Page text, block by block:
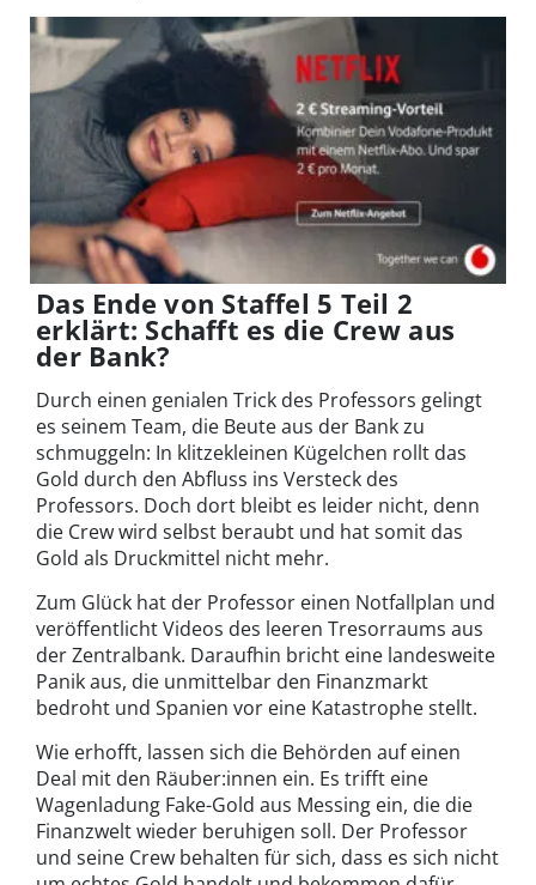
Das Ende von Staffel 5 Teil 2
erklärt: Schafft es die Crew aus
der Bank?
Durch einen genialen Trick des Professors gelingt
es seinem Team, die Beute aus der Bank zu
schmuggeln: In klitzekleinen Kügelchen rollt das
Gold durch den Abfluss ins Versteck des
Professors. Doch dort bleibt es leider nicht, denn
die Crew wird selbst beraubt und hat somit das
Gold als Druckmittel nicht mehr.
Zum Glück hat der Professor einen Notfallplan und
veröffentlicht Videos des leeren Tresorraums aus
der Zentralbank. Daraufhin bricht eine landesweite
Panik aus, die unmittelbar den Finanzmarkt
bedroht und Spanien vor eine Katastrophe stellt.
Wie erhofft, lassen sich die Behörden auf einen
Deal mit den Räuber:innen ein. Es trifft eine
Wagenladung Fake-Gold aus Messing ein, die die
Finanzwelt wieder beruhigen soll. Der Professor
und seine Crew behalten für sich, dass es sich nicht